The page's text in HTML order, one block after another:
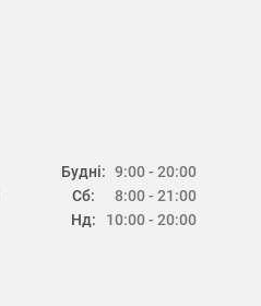
Будні:
Сб:
Нд:
9:00 - 20:00
8:00 - 21:00
10:00 - 20:00